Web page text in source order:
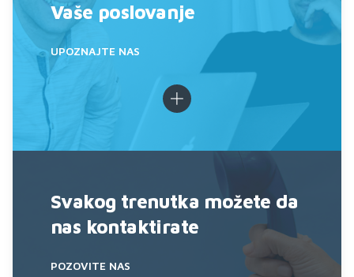
Vaše poslovanje
UPOZNAJTE NAS
Svakog trenutka možete da
nas kontaktirate
POZOVITE NAS